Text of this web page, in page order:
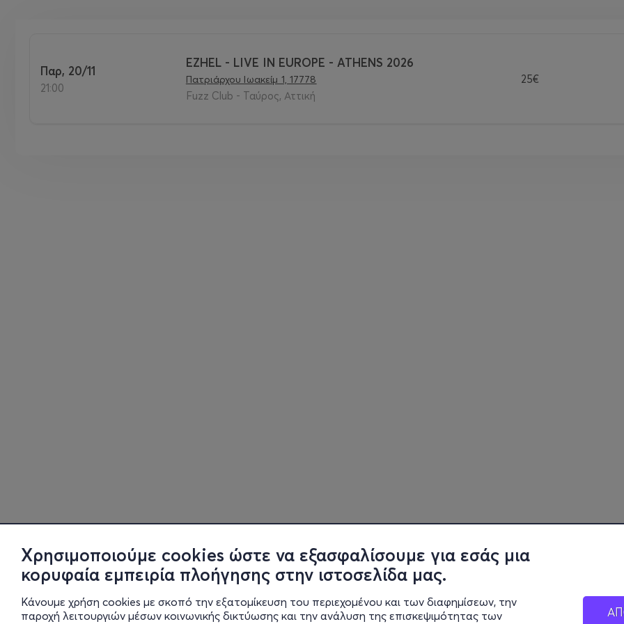
Χρησιμοποιούμε cookies ώστε να εξασφαλίσουμε για εσάς μια
κορυφαία εμπειρία πλοήγησης στην ιστοσελίδα μας.
Κάνουμε χρήση cookies με σκοπό την εξατομίκευση του περιεχομένου και των διαφημίσεων, την
παροχή λειτουργιών μέσων κοινωνικής δικτύωσης και την ανάλυση της επισκεψιμότητας των
Παρ, 20/11
21:00
EZHEL - LIVE IN EUROPE - ATHENS 2026
Πατριάρχου Ιωακείμ 1, 17778
Fuzz Club - Ταύρος, Αττική
25€